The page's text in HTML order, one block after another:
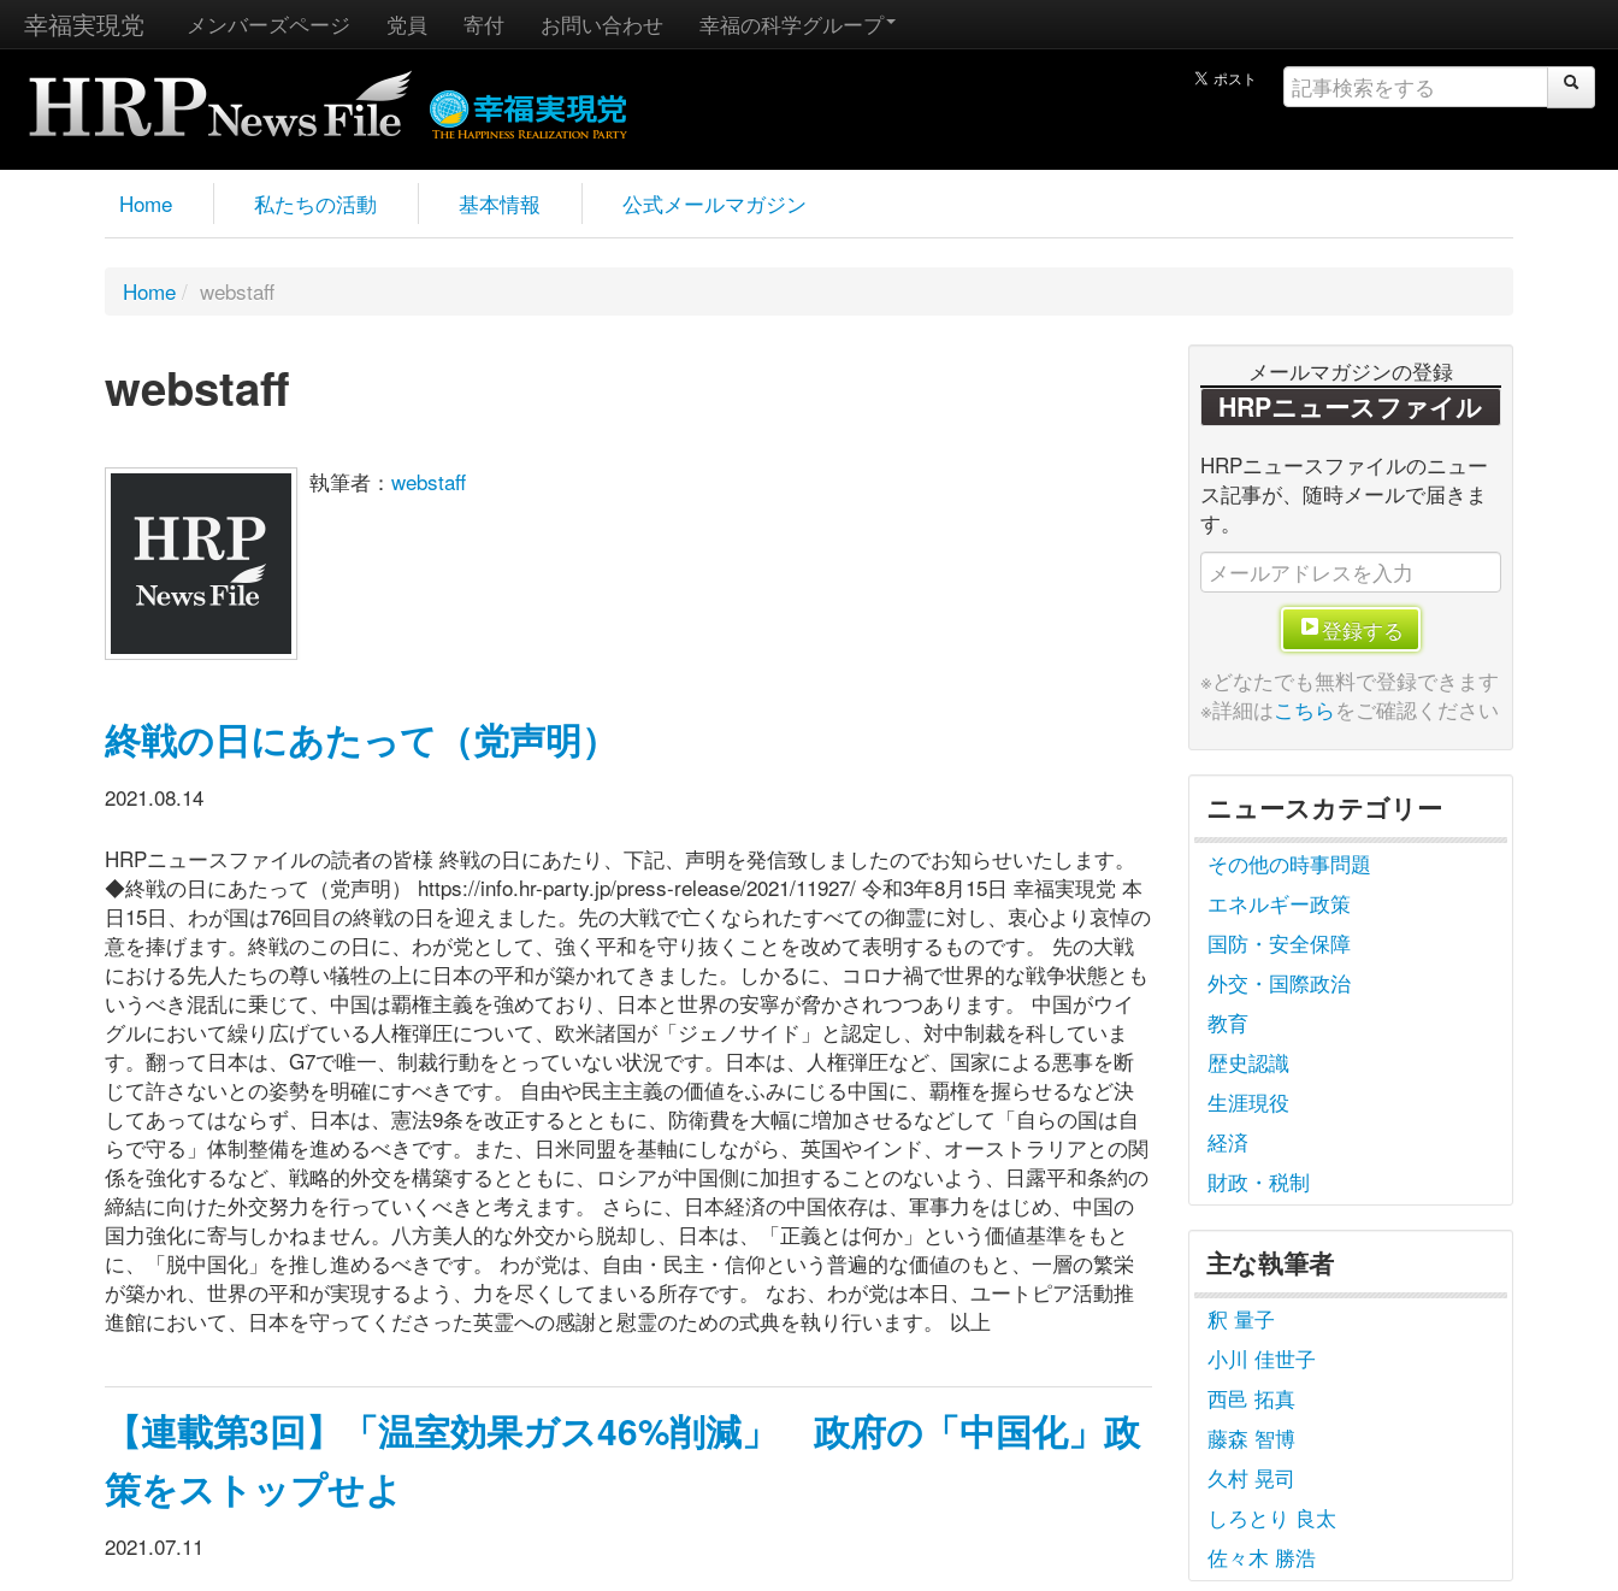
幸福実現党 メンバーズページ 党員 寄付 お問い合わせ 幸福の科学グループ
Home 私たちの活動 基本情報 公式メールマガジン
Home / webstaff
webstaff
執筆者： webstaff
終戦の日にあたって（党声明）
2021.08.14
HRPニュースファイルの読者の皆様 終戦の日にあたり、下記、声明を発信致しましたのでお知らせいたします。
◆終戦の日にあたって（党声明） https://info.hr-party.jp/press-release/2021/11927/ 令和3年8月15日 幸福実現党 本
日15日、わが国は76回目の終戦の日を迎えました。先の大戦で亡くなられたすべての御霊に対し、衷心より哀悼の
意を捧げます。終戦のこの日に、わが党として、強く平和を守り抜くことを改めて表明するものです。 先の大戦
における先人たちの尊い犠牲の上に日本の平和が築かれてきました。しかるに、コロナ禍で世界的な戦争状態とも
いうべき混乱に乗じて、中国は覇権主義を強めており、日本と世界の安寧が脅かされつつあります。 中国がウイ
グルにおいて繰り広げている人権弾圧について、欧米諸国が「ジェノサイド」と認定し、対中制裁を科していま
す。翻って日本は、G7で唯一、制裁行動をとっていない状況です。日本は、人権弾圧など、国家による悪事を断
じて許さないとの姿勢を明確にすべきです。 自由や民主主義の価値をふみにじる中国に、覇権を握らせるなど決
してあってはならず、日本は、憲法9条を改正するとともに、防衛費を大幅に増加させるなどして「自らの国は自
らで守る」体制整備を進めるべきです。また、日米同盟を基軸にしながら、英国やインド、オーストラリアとの関
係を強化するなど、戦略的外交を構築するとともに、ロシアが中国側に加担することのないよう、日露平和条約の
締結に向けた外交努力を行っていくべきと考えます。 さらに、日本経済の中国依存は、軍事力をはじめ、中国の
国力強化に寄与しかねません。八方美人的な外交から脱却し、日本は、「正義とは何か」という価値基準をもと
に、「脱中国化」を推し進めるべきです。 わが党は、自由・民主・信仰という普遍的な価値のもと、一層の繁栄
が築かれ、世界の平和が実現するよう、力を尽くしてまいる所存です。 なお、わが党は本日、ユートピア活動推
進館において、日本を守ってくださった英霊への感謝と慰霊のための式典を執り行います。 以上
【連載第3回】「温室効果ガス46%削減」 政府の「中国化」政
策をストップせよ
2021.07.11
メールマガジンの登録
HRPニュースファイル
HRPニュースファイルのニュー
ス記事が、随時メールで届きま
す。
登録する
※どなたでも無料で登録できます
※詳細はこちらをご確認ください
ニュースカテゴリー
その他の時事問題
エネルギー政策
国防・安全保障
外交・国際政治
教育
歴史認識
生涯現役
経済
財政・税制
主な執筆者
釈 量子
小川 佳世子
西邑 拓真
藤森 智博
久村 晃司
しろとり 良太
佐々木 勝浩